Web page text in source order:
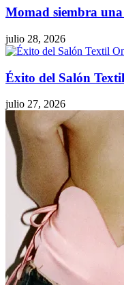
Momad siembra
julio 28, 2026
Éxito del Salón
julio 27, 2026